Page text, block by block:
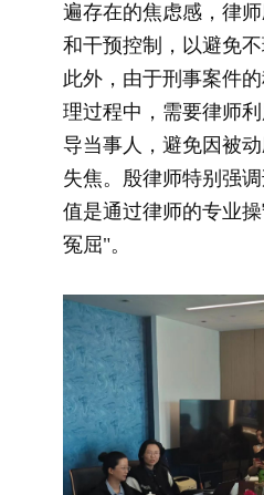
遍存在的焦虑感，律
和干预控制，以避免不
此外，由于刑事案件
理过程中，需要律师利
导当事人，避免因被
失焦。殷律师特别强
值是通过律师的专业
冤屈"。